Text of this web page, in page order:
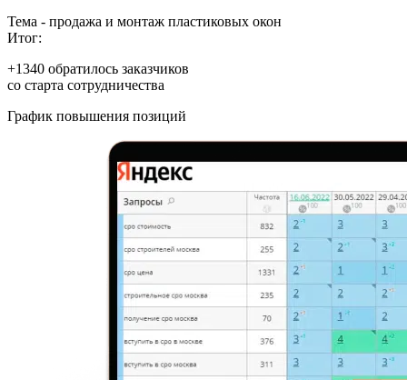
Тема - продажа и монтаж пластиковых окон
Итог:
+1340 обратилось заказчиков
со старта сотрудничества
График повышения позиций